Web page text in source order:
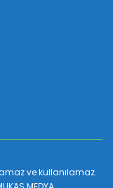
ve kullanılamaz.